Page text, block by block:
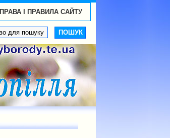
ПРАВА І ПРАВИЛА САЙТУ